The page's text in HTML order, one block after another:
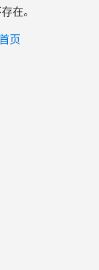
在。
首页